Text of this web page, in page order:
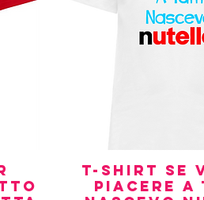
Quick View
T-Shirt Se
piacere